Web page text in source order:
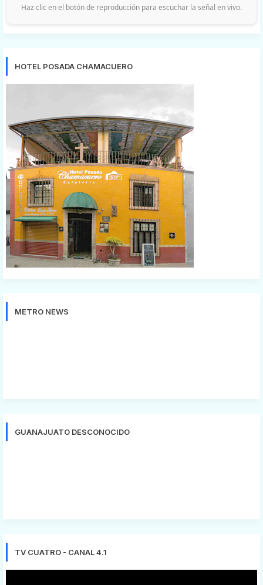
Haz clic en el botón de reproducción para escuchar la señal en vivo.
HOTEL POSADA CHAMACUERO
METRO NEWS
GUANAJUATO DESCONOCIDO
TV CUATRO - CANAL 4.1